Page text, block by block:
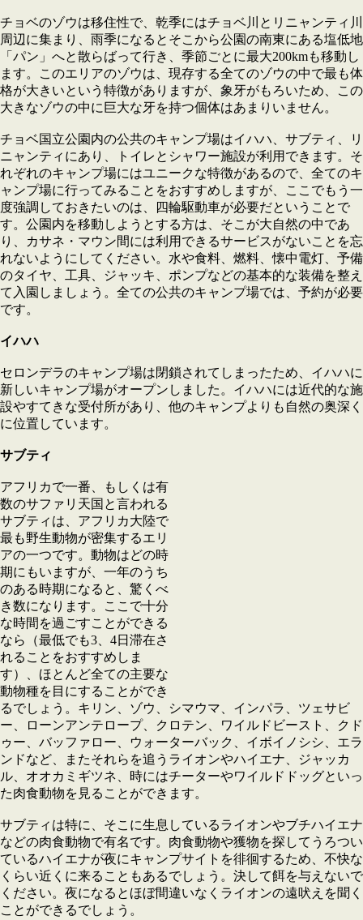
チョベのゾウは移住性で、乾季にはチョベ川とリニャンティ川
周辺に集まり、雨季になるとそこから公園の南東にある塩低地
「パン」へと散らばって行き、季節ごとに最大200kmも移動し
ます。このエリアのゾウは、現存する全てのゾウの中で最も体
格が大きいという特徴がありますが、象牙がもろいため、この
大きなゾウの中に巨大な牙を持つ個体はあまりいません。
チョベ国立公園内の公共のキャンプ場はイハハ、サブティ、リ
ニャンティにあり、トイレとシャワー施設が利用できます。そ
れぞれのキャンプ場にはユニークな特徴があるので、全てのキ
ャンプ場に行ってみることをおすすめしますが、ここでもう一
度強調しておきたいのは、四輪駆動車が必要だということで
す。公園内を移動しようとする方は、そこが大自然の中であ
り、カサネ・マウン間には利用できるサービスがないことを忘
れないようにしてください。水や食料、燃料、懐中電灯、予備
のタイヤ、工具、ジャッキ、ポンプなどの基本的な装備を整え
て入園しましょう。全ての公共のキャンプ場では、予約が必要
です。
イハハ
セロンデラのキャンプ場は閉鎖されてしまったため、イハハに
新しいキャンプ場がオープンしました。イハハには近代的な施
設やすてきな受付所があり、他のキャンプよりも自然の奥深く
に位置しています。
サブティ
アフリカで一番、もしくは有
数のサファリ天国と言われる
サブティは、アフリカ大陸で
最も野生動物が密集するエリ
アの一つです。動物はどの時
期にもいますが、一年のうち
のある時期になると、驚くべ
き数になります。ここで十分
な時間を過ごすことができる
なら（最低でも3、4日滞在さ
れることをおすすめしま
す）、ほとんど全ての主要な
動物種を目にすることができ
るでしょう。キリン、ゾウ、シマウマ、インパラ、ツェサビ
ー、ローンアンテロープ、クロテン、ワイルドビースト、クド
ゥー、バッファロー、ウォーターバック、イボイノシシ、エラ
ンドなど、またそれらを追うライオンやハイエナ、ジャッカ
ル、オオカミギツネ、時にはチーターやワイルドドッグといっ
た肉食動物を見ることができます。
サブティは特に、そこに生息しているライオンやブチハイエナ
などの肉食動物で有名です。肉食動物や獲物を探してうろつい
ているハイエナが夜にキャンプサイトを徘徊するため、不快な
くらい近くに来ることもあるでしょう。決して餌を与えないで
ください。夜になるとほぼ間違いなくライオンの遠吠えを聞く
ことができるでしょう。